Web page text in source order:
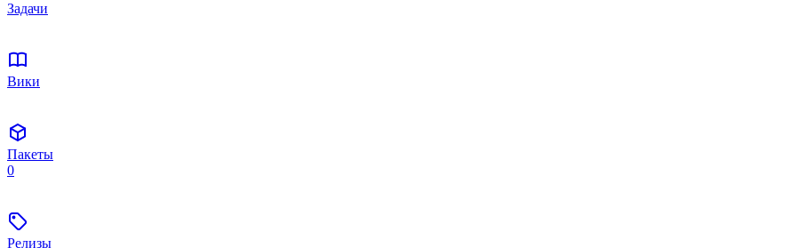
Задачи
Вики
Пакеты
0
Релизы